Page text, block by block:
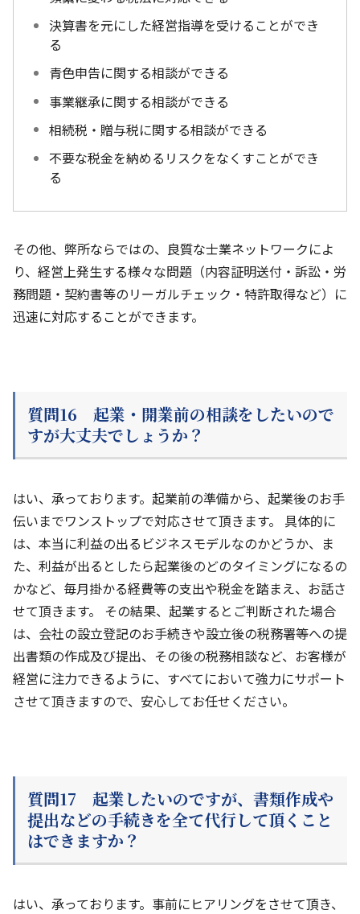
決算書を元にした経営指導を受けることができ
る
青色申告に関する相談ができる
事業継承に関する相談ができる
相続税・贈与税に関する相談ができる
不要な税金を納めるリスクをなくすことができ
る
その他、弊所ならではの、良質な士業ネットワークによ
り、経営上発生する様々な問題（内容証明送付・訴訟・労
務問題・契約書等のリーガルチェック・特許取得など）に
迅速に対応することができます。
質問16 起業・開業前の相談をしたいので
すが大丈夫でしょうか？
はい、承っております。起業前の準備から、起業後のお手
伝いまでワンストップで対応させて頂きます。 具体的に
は、本当に利益の出るビジネスモデルなのかどうか、ま
た、利益が出るとしたら起業後のどのタイミングになるの
かなど、毎月掛かる経費等の支出や税金を踏まえ、お話さ
せて頂きます。 その結果、起業するとご判断された場合
は、会社の設立登記のお手続きや設立後の税務署等への提
出書類の作成及び提出、その後の税務相談など、お客様が
経営に注力できるように、すべてにおいて強力にサポート
させて頂きますので、安心してお任せください。
質問17 起業したいのですが、書類作成や
提出などの手続きを全て代行して頂くこと
はできますか？
はい、承っております。事前にヒアリングをさせて頂き、